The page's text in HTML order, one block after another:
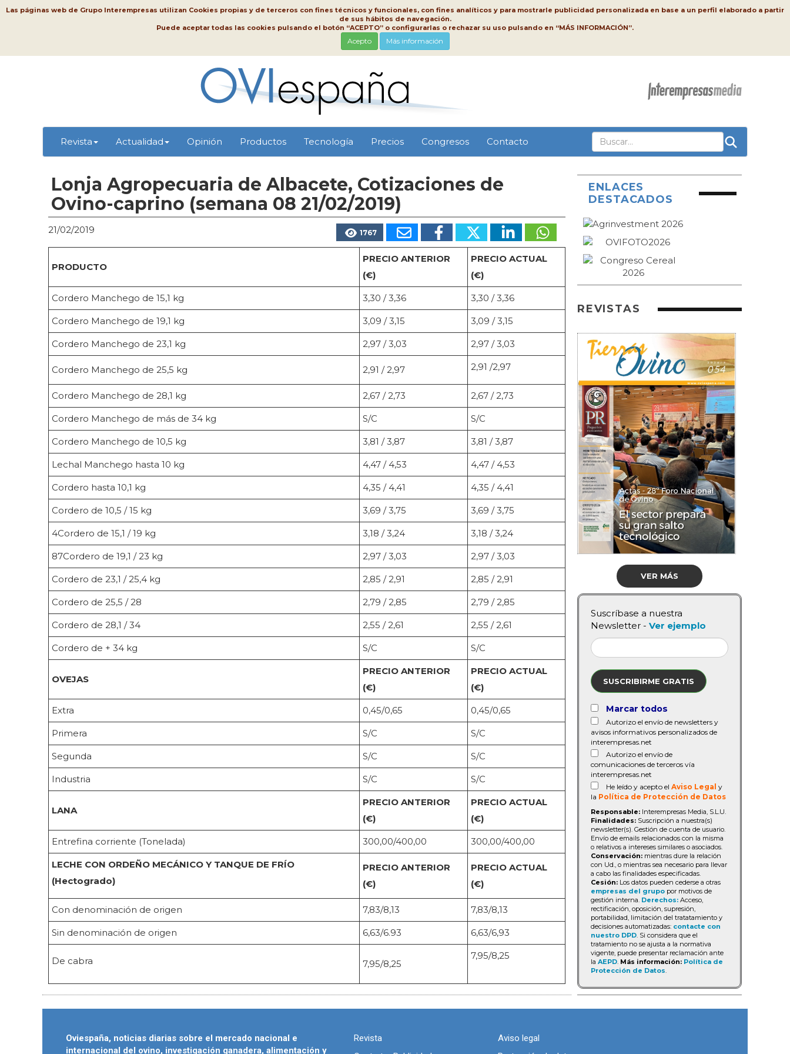
Las páginas web de Grupo Interempresas utilizan Cookies propias y de terceros con fines técnicos y funcionales, con fines analíticos y para mostrarle publicidad personalizada en base a un perfil elaborado a partir
de sus hábitos de navegación.
Puede aceptar todas las cookies pulsando el botón “ACEPTO” o configurarlas o rechazar su uso pulsando en “MÁS INFORMACIÓN”.
Acepto Más información
Revista Actualidad Opinión Productos Tecnología Precios Congresos Contacto
Lonja Agropecuaria de Albacete, Cotizaciones de
Ovino-caprino (semana 08 21/02/2019)
21/02/2019 1767
PRODUCTO
PRECIO ANTERIOR
(€)
PRECIO ACTUAL
(€)
Cordero Manchego de 15,1 kg 3,30 / 3,36 3,30 / 3,36
Cordero Manchego de 19,1 kg 3,09 / 3,15 3,09 / 3,15
Cordero Manchego de 23,1 kg 2,97 / 3,03 2,97 / 3,03
Cordero Manchego de 25,5 kg 2,91 / 2,97 2,91 /2,97
Cordero Manchego de 28,1 kg 2,67 / 2,73 2,67 / 2,73
Cordero Manchego de más de 34 kg S/C S/C
Cordero Manchego de 10,5 kg 3,81 / 3,87 3,81 / 3,87
Lechal Manchego hasta 10 kg 4,47 / 4,53 4,47 / 4,53
Cordero hasta 10,1 kg 4,35 / 4,41 4,35 / 4,41
Cordero de 10,5 / 15 kg 3,69 / 3,75 3,69 / 3,75
4Cordero de 15,1 / 19 kg 3,18 / 3,24 3,18 / 3,24
87Cordero de 19,1 / 23 kg 2,97 / 3,03 2,97 / 3,03
Cordero de 23,1 / 25,4 kg 2,85 / 2,91 2,85 / 2,91
Cordero de 25,5 / 28 2,79 / 2,85 2,79 / 2,85
Cordero de 28,1 / 34 2,55 / 2,61 2,55 / 2,61
Cordero de + 34 kg S/C S/C
OVEJAS
PRECIO ANTERIOR
(€)
PRECIO ACTUAL
(€)
Extra 0,45/0,65 0,45/0,65
Primera S/C S/C
Segunda S/C S/C
Industria S/C S/C
LANA
PRECIO ANTERIOR
(€)
PRECIO ACTUAL
(€)
Entrefina corriente (Tonelada) 300,00/400,00 300,00/400,00
LECHE CON ORDEÑO MECÁNICO Y TANQUE DE FRÍO
(Hectogrado)
PRECIO ANTERIOR
(€)
PRECIO ACTUAL
(€)
Con denominación de origen 7,83/8,13 7,83/8,13
Sin denominación de origen 6,63/6.93 6,63/6,93
De cabra 7,95/8,25
7,95/8,25
ENLACES
DESTACADOS
REVISTAS
VER MÁS
Suscríbase a nuestra
Newsletter - Ver ejemplo
SUSCRIBIRME GRATIS
Marcar todos
Autorizo el envío de newsletters y
avisos informativos personalizados de
interempresas.net
Autorizo el envío de
comunicaciones de terceros vía
interempresas.net
He leído y acepto el Aviso Legal y
la Política de Protección de Datos
Responsable: Interempresas Media, S.L.U.
Finalidades: Suscripción a nuestra(s)
newsletter(s). Gestión de cuenta de usuario.
Envío de emails relacionados con la misma
o relativos a intereses similares o asociados.
Conservación: mientras dure la relación
con Ud., o mientras sea necesario para llevar
a cabo las finalidades especificadas.
Cesión: Los datos pueden cederse a otras
empresas del grupo por motivos de
gestión interna. Derechos: Acceso,
rectificación, oposición, supresión,
portabilidad, limitación del tratatamiento y
decisiones automatizadas: contacte con
nuestro DPD. Si considera que el
tratamiento no se ajusta a la normativa
vigente, puede presentar reclamación ante
la AEPD. Más información: Política de
Protección de Datos.
Oviespaña, noticias diarias sobre el mercado nacional e
internacional del ovino, investigación ganadera, alimentación y
Revista
Aviso legal